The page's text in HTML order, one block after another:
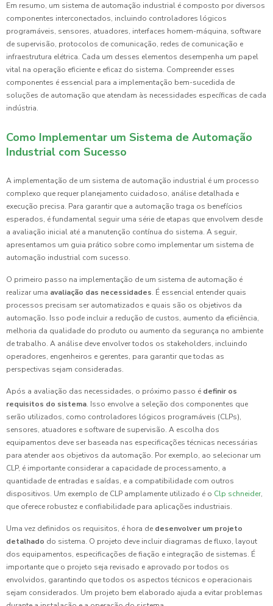
Em resumo, um sistema de automação industrial é composto por diversos
componentes interconectados, incluindo controladores lógicos
programáveis, sensores, atuadores, interfaces homem-máquina, software
de supervisão, protocolos de comunicação, redes de comunicação e
infraestrutura elétrica. Cada um desses elementos desempenha um papel
vital na operação eficiente e eficaz do sistema. Compreender esses
componentes é essencial para a implementação bem-sucedida de
soluções de automação que atendam às necessidades específicas de cada
indústria.
Como Implementar um Sistema de Automação
Industrial com Sucesso
A implementação de um sistema de automação industrial é um processo
complexo que requer planejamento cuidadoso, análise detalhada e
execução precisa. Para garantir que a automação traga os benefícios
esperados, é fundamental seguir uma série de etapas que envolvem desde
a avaliação inicial até a manutenção contínua do sistema. A seguir,
apresentamos um guia prático sobre como implementar um sistema de
automação industrial com sucesso.
O primeiro passo na implementação de um sistema de automação é
realizar uma avaliação das necessidades. É essencial entender quais
processos precisam ser automatizados e quais são os objetivos da
automação. Isso pode incluir a redução de custos, aumento da eficiência,
melhoria da qualidade do produto ou aumento da segurança no ambiente
de trabalho. A análise deve envolver todos os stakeholders, incluindo
operadores, engenheiros e gerentes, para garantir que todas as
perspectivas sejam consideradas.
Após a avaliação das necessidades, o próximo passo é definir os
requisitos do sistema. Isso envolve a seleção dos componentes que
serão utilizados, como controladores lógicos programáveis (CLPs),
sensores, atuadores e software de supervisão. A escolha dos
equipamentos deve ser baseada nas especificações técnicas necessárias
para atender aos objetivos da automação. Por exemplo, ao selecionar um
CLP, é importante considerar a capacidade de processamento, a
quantidade de entradas e saídas, e a compatibilidade com outros
dispositivos. Um exemplo de CLP amplamente utilizado é o Clp schneider,
que oferece robustez e confiabilidade para aplicações industriais.
Uma vez definidos os requisitos, é hora de desenvolver um projeto
detalhado do sistema. O projeto deve incluir diagramas de fluxo, layout
dos equipamentos, especificações de fiação e integração de sistemas. É
importante que o projeto seja revisado e aprovado por todos os
envolvidos, garantindo que todos os aspectos técnicos e operacionais
sejam considerados. Um projeto bem elaborado ajuda a evitar problemas